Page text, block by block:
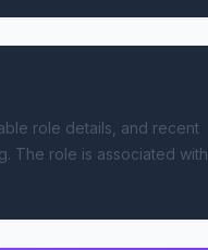
role details, and recent
The role is associated with